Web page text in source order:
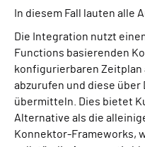
In diesem Fall lauten alle
Die Integration nutzt
Functions basierenden
konfigurierbaren Zeitplan
abzurufen und diese über
übermitteln. Dies bietet
Alternative als die
Konnektor-Frameworks,